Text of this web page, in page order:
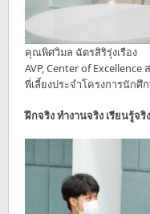
คุณพิศวิมล ฉัตรสิริรุ่งเรือง
AVP, Center of
พี่เลี้ยงประจำโครงการนักศึ
ฝึกจริง ทำงานจริง เรียนรู้จ